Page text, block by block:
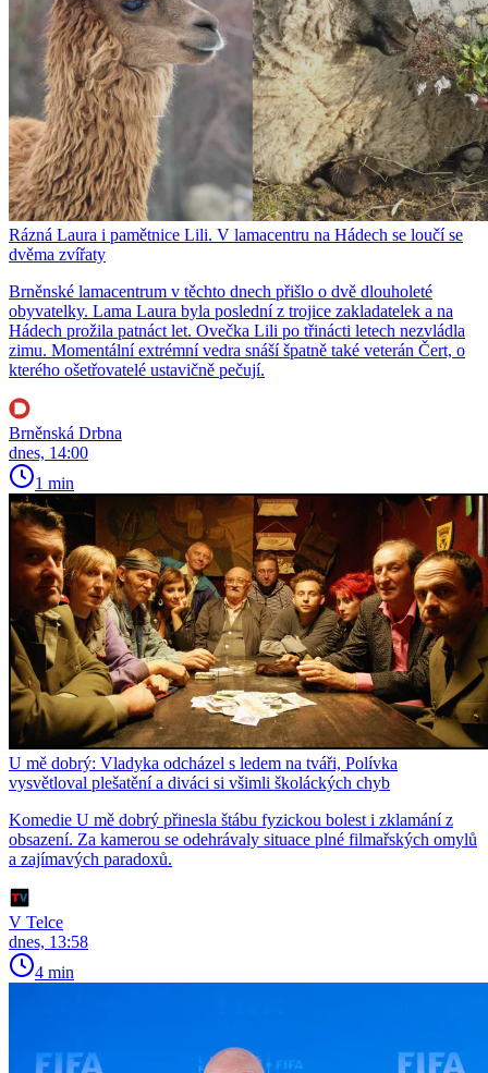
Rázná Laura i pamětnice Lili. V lamacentru na Hádech se loučí se
dvěma zvířaty
Brněnské lamacentrum v těchto dnech přišlo o dvě dlouholeté
obyvatelky. Lama Laura byla poslední z trojice zakladatelek a na
Hádech prožila patnáct let. Ovečka Lili po třinácti letech nezvládla
zimu. Momentální extrémní vedra snáší špatně také veterán Čert, o
kterého ošetřovatelé ustavičně pečují.
Brněnská Drbna
dnes, 14:00
1 min
U mě dobrý: Vladyka odcházel s ledem na tváři, Polívka
vysvětloval plešatění a diváci si všimli školáckých chyb
Komedie U mě dobrý přinesla štábu fyzickou bolest i zklamání z
obsazení. Za kamerou se odehrávaly situace plné filmařských omylů
a zajímavých paradoxů.
V Telce
dnes, 13:58
4 min